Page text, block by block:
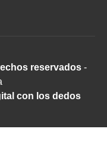
reservados-
con los dedos